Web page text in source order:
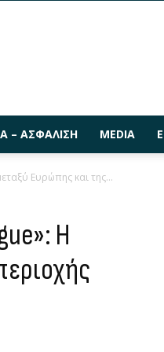
– ΑΣΦΆΛΙΣΗ MEDIA
Ευρώπης και της...
Η